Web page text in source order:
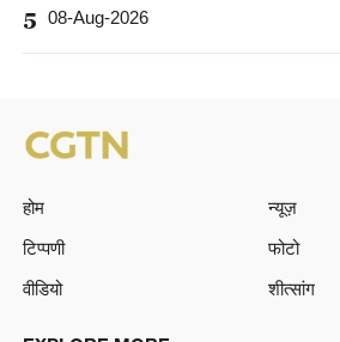
5 08-Aug-2026
होम
न्यूज़
टिप्पणी
फोटो
वीडियो
शीत्सांग